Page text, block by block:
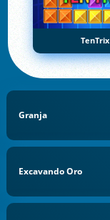
TenTrix
Granja
Excavando Oro